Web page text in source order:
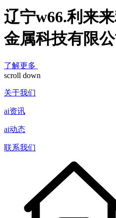
辽宁w66.利来
金属科技有限公
了解更多
scroll down
关于我们
ai资讯
ai动态
联系我们